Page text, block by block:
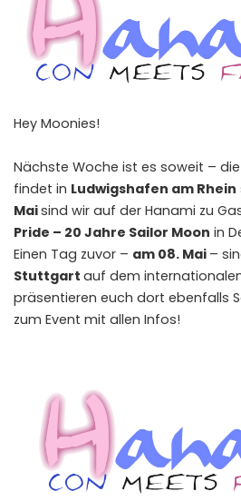
Hey Moonies!
Nächste Woche ist es soweit – die
findet in Ludwigshafen am Rhein
Maisind wir auf der Hanami zu
Pride – 20 Jahre Sailor Moon in
Einen Tag zuvor – am 08. Mai –
Stuttgart auf dem
präsentieren euch dort ebenfalls
zum Event mit allen Infos!